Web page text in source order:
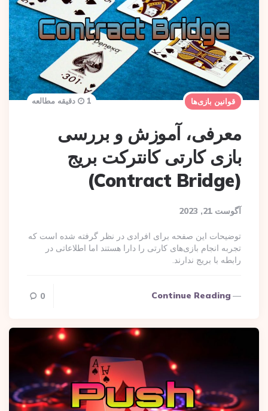
قوانین بازی‌ها
معرفی، آموزش و بررسی
بازی کارتی کانترکت بریج
(Contract Bridge)
آگوست 21, 2023
1 دقیقه مطالعه
توضیحات این صفحه برای افرادی در نظر گرفته شده است که
تجربه انجام بازی‌های کارتی را دارا هستند اما اطلاعاتی در
رابطه با بریج ندارند.
Continue Reading
0